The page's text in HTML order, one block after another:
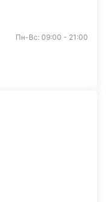
Пн-Вс: 09:00 - 21:00